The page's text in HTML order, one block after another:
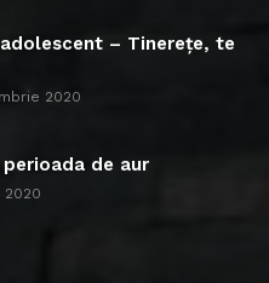
– Tinerețe, te
2020
de aur
2020